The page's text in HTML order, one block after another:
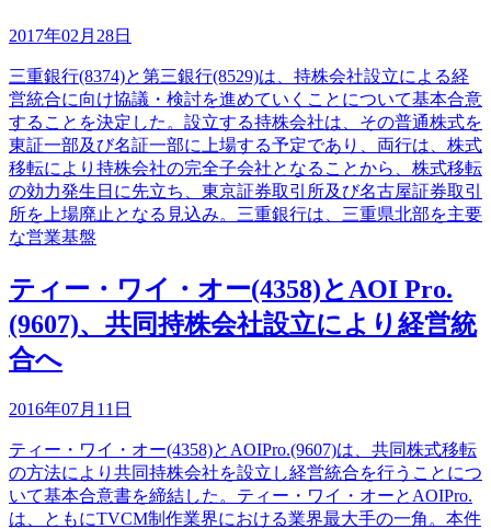
2017年02月28日
三重銀行(8374)と第三銀行(8529)は、持株会社設立による経
営統合に向け協議・検討を進めていくことについて基本合意
することを決定した。設立する持株会社は、その普通株式を
東証一部及び名証一部に上場する予定であり、両行は、株式
移転により持株会社の完全子会社となることから、株式移転
の効力発生日に先立ち、東京証券取引所及び名古屋証券取引
所を上場廃止となる見込み。三重銀行は、三重県北部を主要
な営業基盤
ティー・ワイ・オー(4358)とAOI Pro.
(9607)、共同持株会社設立により経営統
合へ
2016年07月11日
ティー・ワイ・オー(4358)とAOIPro.(9607)は、共同株式移転
の方法により共同持株会社を設立し経営統合を行うことにつ
いて基本合意書を締結した。ティー・ワイ・オーとAOIPro.
は、ともにTVCM制作業界における業界最大手の一角。本件